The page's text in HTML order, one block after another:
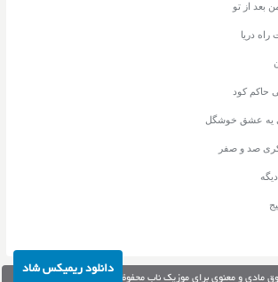
بعد از تو
دریا
حاکم کود
یه عشق خوشگل
صد و صفر
مادی و معنوی برای موزیک ناب محفوظ می‌باشد.
دانلود ریمیکس شاد